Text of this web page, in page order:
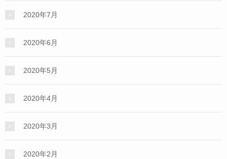
2020年7月
2020年6月
2020年5月
2020年4月
2020年3月
2020年2月